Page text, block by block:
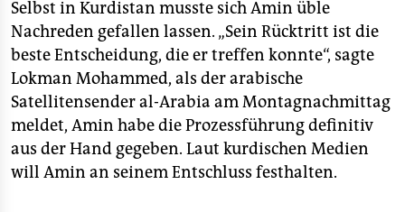
Selbst in Kurdistan musste sich Amin üble
Nachreden gefallen lassen. „Sein Rücktritt ist die
beste Entscheidung, die er treffen konnte“, sagte
Lokman Mohammed, als der arabische
Satellitensender al-Arabia am Montagnachmittag
meldet, Amin habe die Prozessführung definitiv
aus der Hand gegeben. Laut kurdischen Medien
will Amin an seinem Entschluss festhalten.